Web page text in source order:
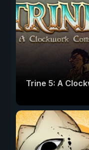
Trine 5: A